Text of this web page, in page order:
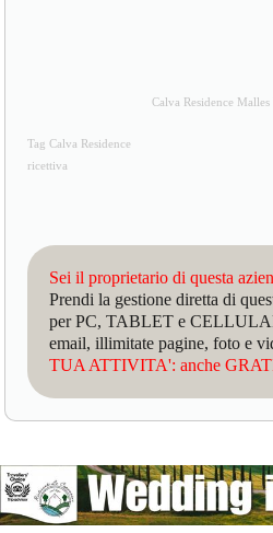
Calva Residence Malles
Tag Calva Residence
ricettiva
Sei il proprietario di questa
Prendi la gestione diretta di
per PC, TABLET e
email, illimitate pagine, foto e
TUA ATTIVITA': anche